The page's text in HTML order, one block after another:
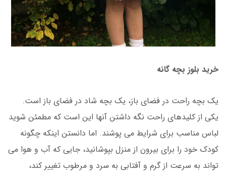
خرید بلوز بچه گانه
یک بچه راحت در فضای باز، یک بچه شاد در فضای باز است.
یکی از کلیدهای راحت نگه داشتن آنها این است که مطمئن شوید
لباس مناسب برای شرایط می پوشند. اما دانستن اینکه چگونه
کودک خود را برای بیرون از منزل بپوشانید، جایی که آب و هوا می
تواند به سرعت از گرم و آفتابی به سرد و مرطوب تغییر کند،